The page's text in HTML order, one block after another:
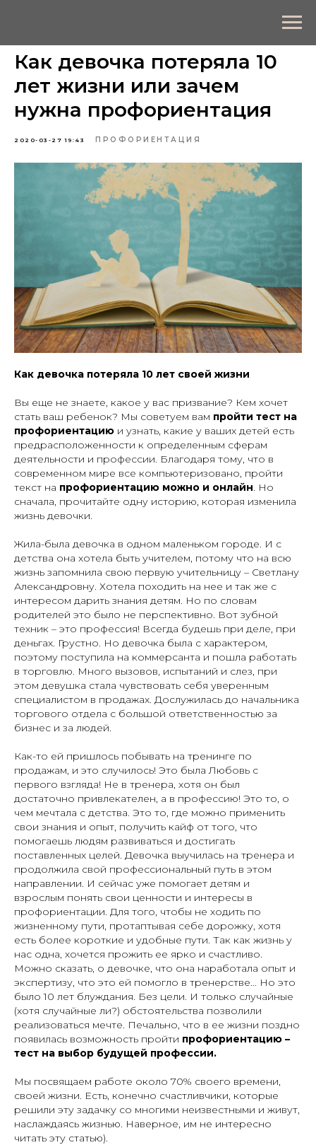
Как девочка потеряла 10
лет жизни или зачем
нужна профориентация
2020-03-27 19:43 ПРОФОРИЕНТАЦИЯ
Как девочка потеряла 10 лет своей жизни
Вы еще не знаете, какое у вас призвание? Кем хочет
стать ваш ребенок? Мы советуем вам пройти тест на
профориентацию и узнать, какие у ваших детей есть
предрасположенности к определенным сферам
деятельности и профессии. Благодаря тому, что в
современном мире все компьютеризовано, пройти
текст на профориентацию можно и онлайн . Но
сначала, прочитайте одну историю, которая изменила
жизнь девочки.
Жила-была девочка в одном маленьком городе. И с
детства она хотела быть учителем, потому что на всю
жизнь запомнила свою первую учительницу – Светлану
Александровну. Хотела походить на нее и так же с
интересом дарить знания детям. Но по словам
родителей это было не перспективно. Вот зубной
техник – это профессия! Всегда будешь при деле, при
деньгах. Грустно. Но девочка была с характером,
поэтому поступила на коммерсанта и пошла работать
в торговлю. Много вызовов, испытаний и слез, при
этом девушка стала чувствовать себя уверенным
специалистом в продажах. Дослужилась до начальника
торгового отдела с большой ответственностью за
бизнес и за людей.
Как-то ей пришлось побывать на тренинге по
продажам, и это случилось! Это была Любовь с
первого взгляда! Не в тренера, хотя он был
достаточно привлекателен, а в профессию! Это то, о
чем мечтала с детства. Это то, где можно применить
свои знания и опыт, получить кайф от того, что
помогаешь людям развиваться и достигать
поставленных целей. Девочка выучилась на тренера и
продолжила свой профессиональный путь в этом
направлении. И сейчас уже помогает детям и
взрослым понять свои ценности и интересы в
профориентации. Для того, чтобы не ходить по
жизненному пути, протаптывая себе дорожку, хотя
есть более короткие и удобные пути. Так как жизнь у
нас одна, хочется прожить ее ярко и счастливо.
Можно сказать, о девочке, что она наработала опыт и
экспертизу, что это ей помогло в тренерстве… Но это
было 10 лет блуждания. Без цели. И только случайные
(хотя случайные ли?) обстоятельства позволили
реализоваться мечте. Печально, что в ее жизни поздно
появилась возможность пройти профориентацию –
тест на выбор будущей профессии.
Мы посвящаем работе около 70% своего времени,
своей жизни. Есть, конечно счастливчики, которые
решили эту задачку со многими неизвестными и живут,
наслаждаясь жизнью. Наверное, им не интересно
читать эту статью).